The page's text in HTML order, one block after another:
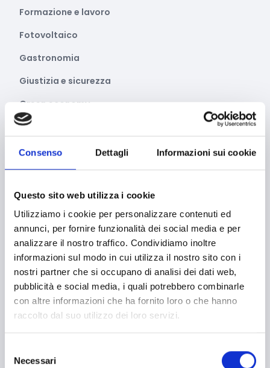
Consenso Dettagli Informazioni sui cookie
Questo sito web utilizza i cookie
Utilizziamo i cookie per personalizzare contenuti ed
annunci, per fornire funzionalità dei social media e per
analizzare il nostro traffico. Condividiamo inoltre
informazioni sul modo in cui utilizza il nostro sito con i
nostri partner che si occupano di analisi dei dati web,
pubblicità e social media, i quali potrebbero combinarle
con altre informazioni che ha fornito loro o che hanno
raccolto dal suo utilizzo dei loro servizi.
delNecessari
Formazione e lavoro
Fotovoltaico
Gastronomia
Giustizia e sicurezza
Green economy
Impianti sportivi
Imprenditoria femminile
Inclusione Sociale e Solidarietà
Innovazione tecnologica, digitalizzazione, ICT
Intelligenza Artificiale
Internazionalizzazione
Libro e lettura
Manifatturiero
Manifestazioni culturali
Manifestazioni Sportive
Marginalità sociale